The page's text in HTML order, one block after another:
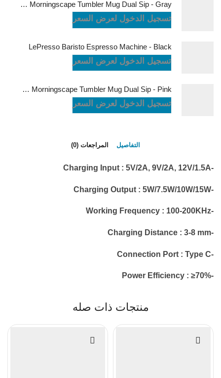
LePresso Morningscape Tumbler Mug Dual Sip - Gray
تسجيل الدخول لعرض السعر
LePresso Baristo Espresso Machine - Black
تسجيل الدخول لعرض السعر
LePresso Morningscape Tumbler Mug Dual Sip - Pink
تسجيل الدخول لعرض السعر
التفاصيل المراجعات (0)
-Charging Input : 5V/2A, 9V/2A, 12V/1.5A
-Charging Output : 5W/7.5W/10W/15W
-Working Frequency : 100-200KHz
-Charging Distance : 3-8 mm
-Connection Port : Type C
-Power Efficiency : ≥70%
منتجات ذات صله